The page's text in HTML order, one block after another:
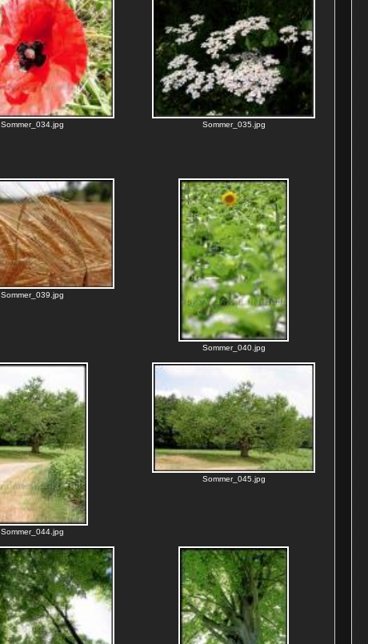
Sommer_034.jpg Sommer_035.jpg
Sommer_039.jpg
Sommer_040.jpg
Sommer_044.jpg
Sommer_045.jpg